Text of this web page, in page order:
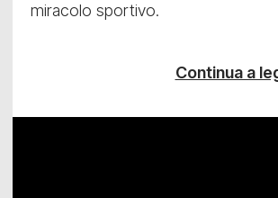
miracolo sportivo.
Continua a